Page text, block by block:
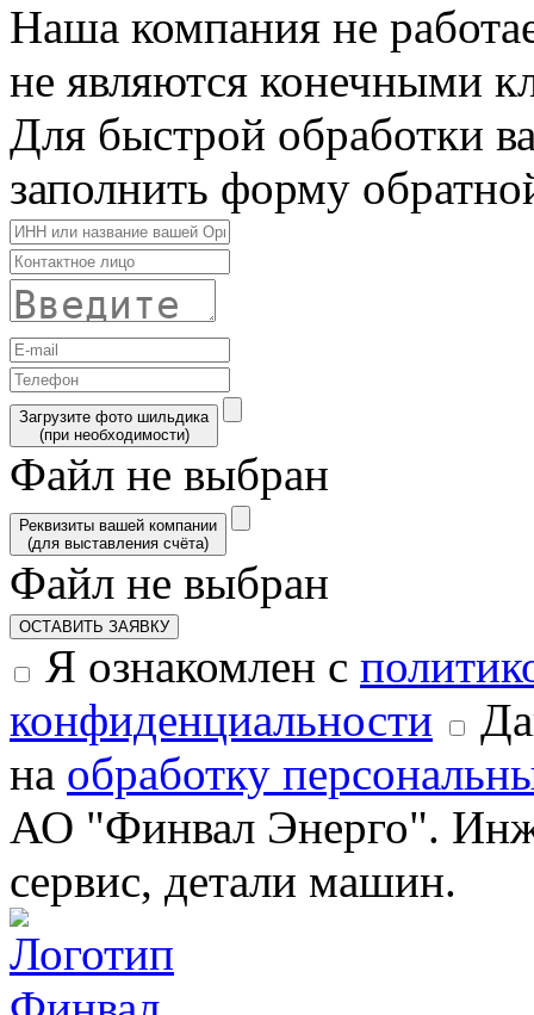
Наша компания не
не являются конечными
Для быстрой обработки
заполнить форму
Загрузите фото шильдика
(при необходимости)
Файл не выбран
Реквизиты вашей компании
(для выставления счёта)
Файл не выбран
ОСТАВИТЬ ЗАЯВКУ
Я ознакомлен с
конфиденциальности
на обработку
АО "Финвал Энерго".
сервис, детали машин.